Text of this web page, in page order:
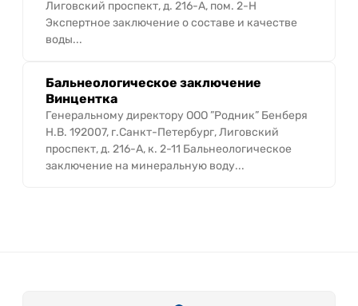
Лиговский проспект, д. 216-А, пом. 2-Н
Экспертное заключение о составе и качестве
воды...
Бальнеологическое заключение
Винцентка
Генеральному директору ООО ”Родник” Бенберя
Н.В. 192007, г.Санкт-Петербург, Лиговский
проспект, д. 216-А, к. 2-11 Бальнеологическое
заключение на минеральную воду...